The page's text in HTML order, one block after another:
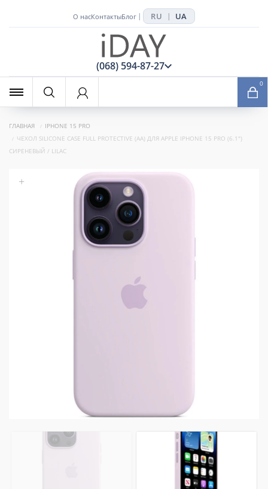
О насКонтактыБлог | RU | UA
(068) 594-87-27
0
ГЛАВНАЯ
IPHONE 15 PRO
ЧЕХОЛ SILICONE CASE FULL PROTECTIVE (AA) ДЛЯ APPLE IPHONE 15 PRO (6.1")
СИРЕНЕВЫЙ / LILAC
+